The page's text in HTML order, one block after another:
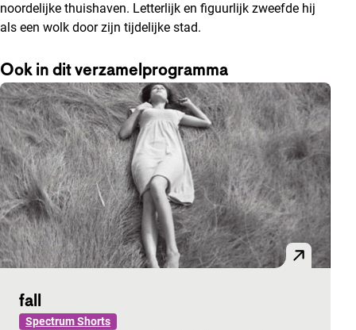
noordelijke thuishaven. Letterlijk en figuurlijk zweefde hij
als een wolk door zijn tijdelijke stad.
Ook in dit verzamelprogramma
fall
Spectrum Shorts